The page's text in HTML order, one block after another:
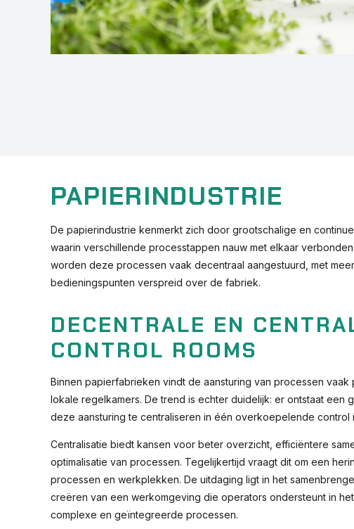
PAPIERINDUSTRIE
De papierindustrie kenmerkt zich door grootschalige en
waarin verschillende processtappen nauw met elkaar
worden deze processen vaak decentraal aangestuurd, met
bedieningspunten verspreid over de fabriek.
DECENTRALE EN
CONTROL ROOMS
Binnen papierfabrieken vindt de aansturing van processen vaak
lokale regelkamers. De trend is echter duidelijk: er ontstaat een
deze aansturing te centraliseren in één overkoepelende control
Centralisatie biedt kansen voor beter overzicht, efficiëntere
optimalisatie van processen. Tegelijkertijd vraagt dit om een
processen en werkplekken. De uitdaging ligt in het
creëren van een werkomgeving die operators ondersteunt in
complexe en geïntegreerde processen.